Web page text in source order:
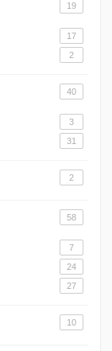
19
17
2
40
3
31
2
58
7
24
27
10